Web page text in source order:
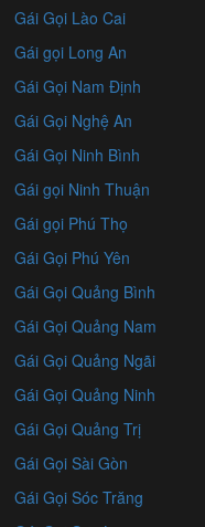
Gái Gọi Lào Cai
Gái gọi Long An
Gái Gọi Nam Định
Gái Gọi Nghệ An
Gái Gọi Ninh Bình
Gái gọi Ninh Thuận
Gái gọi Phú Thọ
Gái Gọi Phú Yên
Gái Gọi Quảng Bình
Gái Gọi Quảng Nam
Gái Gọi Quảng Ngãi
Gái Gọi Quảng Ninh
Gái Gọi Quảng Trị
Gái Gọi Sài Gòn
Gái Gọi Sóc Trăng